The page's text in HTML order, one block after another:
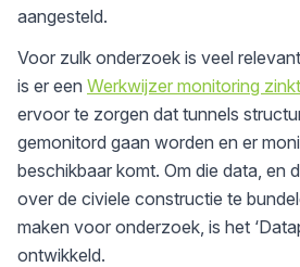
aangesteld.
Voor zulk onderzoek is veel
is er een Werkwijzer monitoring
ervoor te zorgen dat tunnels
gemonitord gaan worden en er
beschikbaar komt. Om die data, en
over de civiele constructie te
maken voor onderzoek, is het
ontwikkeld.